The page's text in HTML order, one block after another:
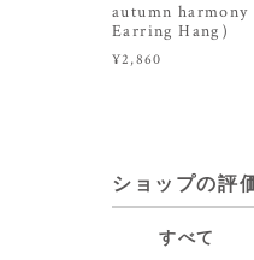
autumn
Earring Hang）
¥2,860
ショップの評
すべて